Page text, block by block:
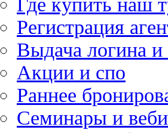
Где купить наш
Регистрация
Выдача логина и
Акции и спо
Раннее
Семинары и